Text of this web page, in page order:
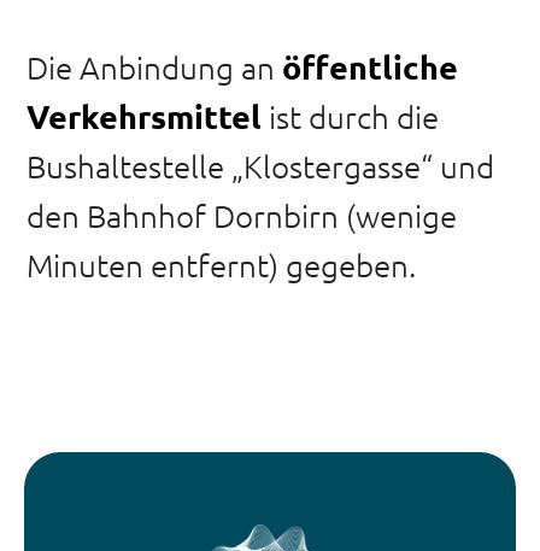
Die Anbindung an öffentliche
Verkehrsmittel ist durch die
Bushaltestelle „Klostergasse“ und
den Bahnhof Dornbirn (wenige
Minuten entfernt) gegeben.